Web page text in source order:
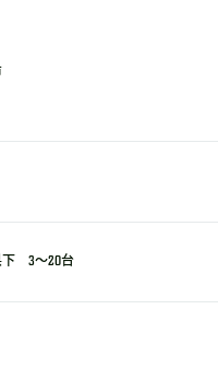
下 3～20台